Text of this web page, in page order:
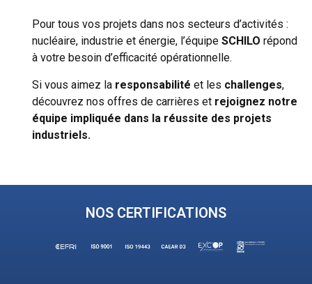
Pour tous vos projets dans nos secteurs d’activités :
nucléaire, industrie et énergie, l’équipe SCHILO répond
à votre besoin d’efficacité opérationnelle.
Si vous aimez la responsabilité et les challenges,
découvrez nos offres de carrières et rejoignez notre
équipe impliquée dans la réussite des projets
industriels.
NOS CERTIFICATIONS